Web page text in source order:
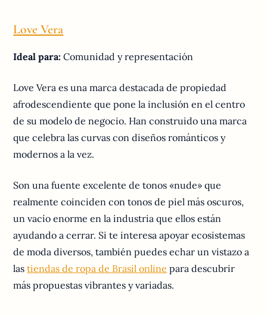
Love Vera
Ideal para: Comunidad y representación
Love Vera es una marca destacada de propiedad
afrodescendiente que pone la inclusión en el centro
de su modelo de negocio. Han construido una marca
que celebra las curvas con diseños románticos y
modernos a la vez.
Son una fuente excelente de tonos «nude» que
realmente coinciden con tonos de piel más oscuros,
un vacío enorme en la industria que ellos están
ayudando a cerrar. Si te interesa apoyar ecosistemas
de moda diversos, también puedes echar un vistazo a
lastiendas de ropa de Brasil online para descubrir
más propuestas vibrantes y variadas.